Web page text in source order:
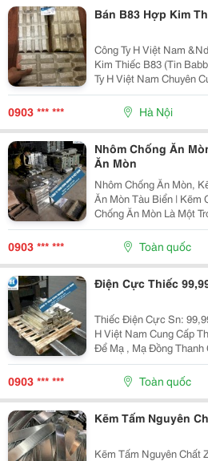
Bán B83 Hợp Kim
Công Ty H Việt Nam
Kim Thiếc B83 (Tin
Ty H Việt Nam Chuyên
(Babbitt B83) Đạt Tiêu
Ngành Cơ Khí Chế
0903 *** *** Hà Nội
Nhôm Chống Ăn
Ăn Mòn
Nhôm Chống Ăn Mòn, Kẽm
Ăn Mòn Tàu Biển | Kẽm
Chống Ăn Mòn Là Một
Xuất Từ Kẽm Nguyên
Nghiệp H Việt Nam.
Xuất Kẽm...
0903 *** *** Toàn quốc
Điện Cực Thiếc
Thiếc Điện Cực Sn: 99,99% Công Ty Tnhh Công
H Việt Nam Cung Cấp Thiếc Mạ . 1. Ứng
Để Mạ , Mạ Đồng
Đồng, Chế Tác Đồng ....Vv - Dùng Trong Ngành
,Dệt May ,Sản Xuất
0903 *** *** Toàn quốc
Kẽm Tấm Nguyên
Kẽm Tấm Nguyên Chất Zn: